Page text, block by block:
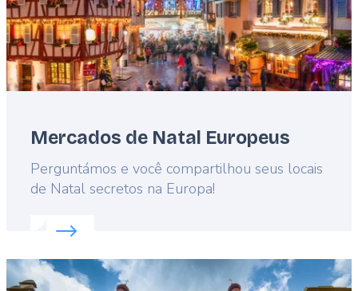
Mercados de Natal Europeus
Lead
Perguntámos e você compartilhou seus locais
de Natal secretos na Europa!
Read more about:
Featured